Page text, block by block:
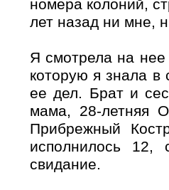
номера колоний,
лет назад ни мне,
Я смотрела на нее
которую я знала в
ее дел. Брат и
мама, 28-летняя
Прибрежный
исполнилось
свидание.